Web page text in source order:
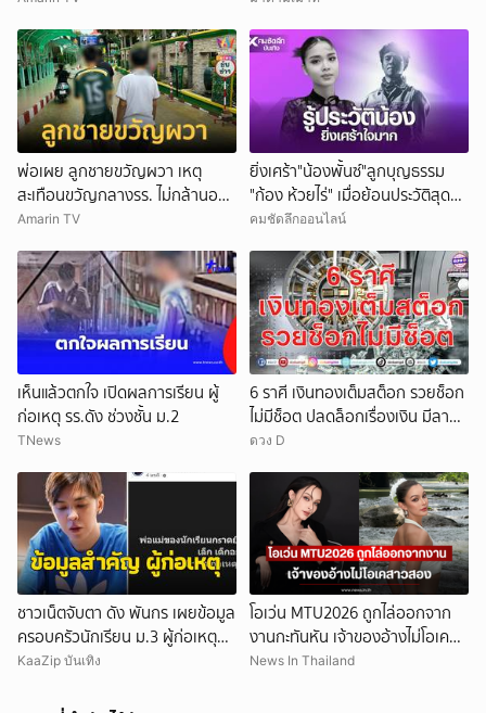
พ่อเผย ลูกชายขวัญผวา เหตุ
สะเทือนขวัญกลางรร. ไม่กล้านอน
คนเดียว
Amarin TV
ยิ่งเศร้า"น้องพั้นซ์"ลูกบุญธรรม
"ก้อง ห้วยไร่" เมื่อย้อนประวัติสุดน่า
สงสาร
คมชัดลึกออนไลน์
เห็นแล้วตกใจ เปิดผลการเรียน ผู้
ก่อเหตุ รร.ดัง ช่วงชั้น ม.2
TNews
6 ราศี เงินทองเต็มสต็อก รวยช็อก
ไม่มีช็อต ปลดล็อกเรื่องเงิน มีลาภ
ลอยจ่อคิว
ดวง D
ชาวเน็ตจับตา ดัง พันกร เผยข้อมูล
ครอบครัวนักเรียน ม.3 ผู้ก่อเหตุ
และที่มาอาวุธ
KaaZip บันเทิง
โอเว่น MTU2026 ถูกไล่ออกจาก
งานกะทันหัน เจ้าของอ้างไม่โอเคส
าวสอง
News In Thailand